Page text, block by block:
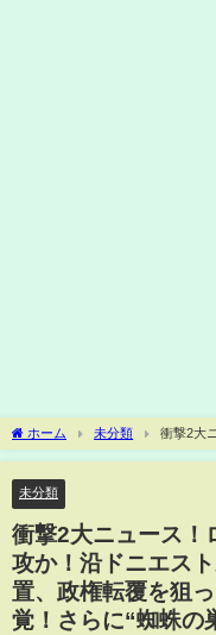
ホーム 未分類
衝撃2大
ニエストルに1万人規模の部隊を
未分類
衝撃2大ニュース！
攻か！沿ドニエス
置、政権転覆を狙
覚！さらに“蜘蛛の